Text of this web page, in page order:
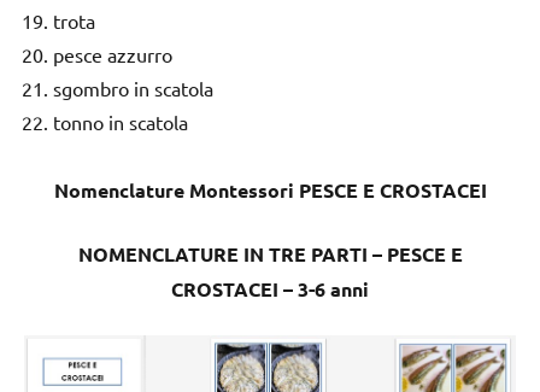
trota
pesce azzurro
sgombro in scatola
tonno in scatola
Nomenclature Montessori PESCE E CROSTACEI
NOMENCLATURE IN TRE PARTI – PESCE E
CROSTACEI – 3-6 anni